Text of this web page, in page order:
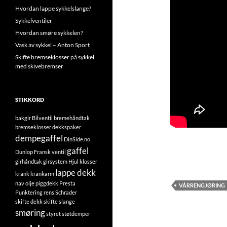
VÅRRENGJØRING
Hvordan lappe sykkelslange?
Sykkelventiler
Hvordan smøre sykkelen?
Vask av sykkel – Anton Sport
Skifte bremseklosser på sykkel
med skivebremser
STIKKORD
bakgir Bilventil bremehåndtak
bremseklosserdekkspaker
dempegaffel DinSide.no
Dunlop Fransk ventil gaffel
girhåndtakgirsystem Hjul klosser
krankkrankarm lappe dekk
navoljepiggdekk Presta
PunkteringrensSchrader
skifte dekkskifte slange
smøringstyretstøtdemper